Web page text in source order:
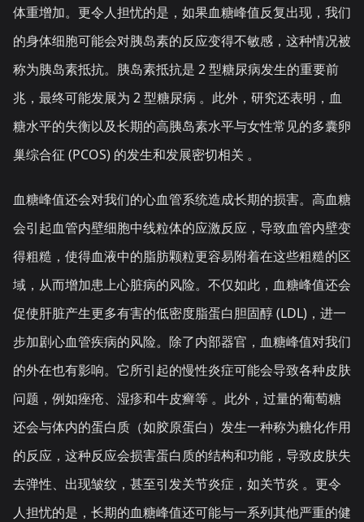
体重增加。更令人担忧的是，如果血糖峰值反复出现，我们
的身体细胞可能会对胰岛素的反应变得不敏感，这种情况被
称为胰岛素抵抗。胰岛素抵抗是 2 型糖尿病发生的重要前
兆，最终可能发展为 2 型糖尿病 。此外，研究还表明，血
糖水平的失衡以及长期的高胰岛素水平与女性常见的多囊卵
巢综合征 (PCOS) 的发生和发展密切相关 。
血糖峰值还会对我们的心血管系统造成长期的损害。高血糖
会引起血管内壁细胞中线粒体的应激反应，导致血管内壁变
得粗糙，使得血液中的脂肪颗粒更容易附着在这些粗糙的区
域，从而增加患上心脏病的风险。不仅如此，血糖峰值还会
促使肝脏产生更多有害的低密度脂蛋白胆固醇 (LDL)，进一
步加剧心血管疾病的风险。除了内部器官，血糖峰值对我们
的外在也有影响。它所引起的慢性炎症可能会导致各种皮肤
问题，例如痤疮、湿疹和牛皮癣等 。此外，过量的葡萄糖
还会与体内的蛋白质（如胶原蛋白）发生一种称为糖化作用
的反应，这种反应会损害蛋白质的结构和功能，导致皮肤失
去弹性、出现皱纹，甚至引发关节炎症，如关节炎 。更令
人担忧的是，长期的血糖峰值还可能与一系列其他严重的健